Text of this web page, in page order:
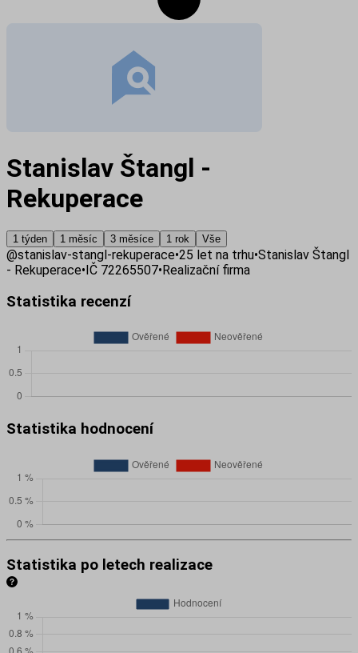
Stanislav Štangl -
Rekuperace
1 týden 1 měsíc 3 měsíce 1 rok Vše
@stanislav-stangl-rekuperace•25 let na trhu•Stanislav Štangl
- Rekuperace•IČ 72265507•Realizační firma
Statistika recenzí
Statistika hodnocení
Statistika po letech realizace